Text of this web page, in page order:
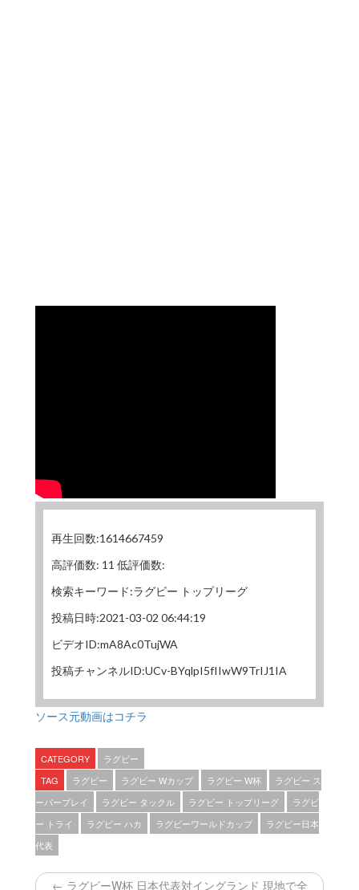
再生回数:1614667459
高評価数: 11 低評価数:
検索キーワード:ラグビー トップリーグ
投稿日時:2021-03-02 06:44:19
ビデオID:mA8Ac0TujWA
投稿チャンネルID:UCv-BYqlpI5fIIwW9TrIJ1IA
ソース元動画はコチラ
CATEGORY
ラグビー
TAG
ラグビー ラグビー Wカップ ラグビー W杯
ラグビー ス
ーパープレイ
ラグビー タックル ラグビー トップリーグ
ラグビ
ー トライ
ラグビー ハカ ラグビーワールドカップ
ラグビー日本
代表
← ラグビーW杯 日本代表対イングランド 現地で全